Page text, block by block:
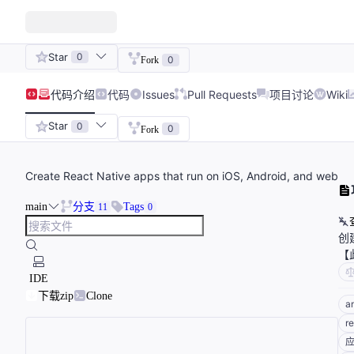
Star 0 Fork 0
代码介绍 代码 Issues Pull Requests 项目讨论 Wiki
Star 0 Fork 0
Create React Native apps that run on iOS, Android, and web
main 分支 11 Tags 0
IDE
下载zip
Clone
创